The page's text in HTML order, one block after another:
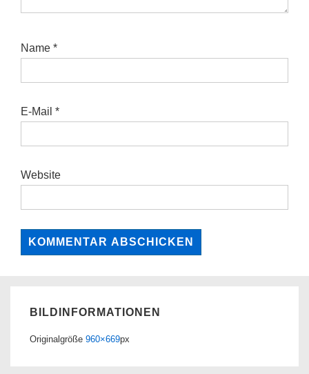
Name *
E-Mail *
Website
BILDINFORMATIONEN
Originalgröße 960×669px